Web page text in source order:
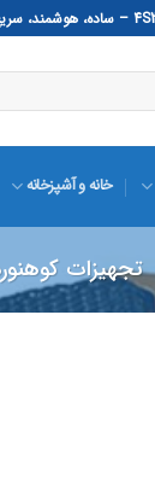
خانه و آشپزخانه
تجهیزات